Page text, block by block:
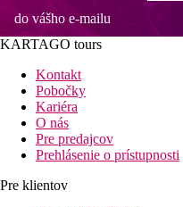
do vášho e-mailu
KARTAGO tours
Kontakt
Pobočky
Kariéra
O nás
Pre predajcov
Prehlásenie o prístupnosti
Pre klientov